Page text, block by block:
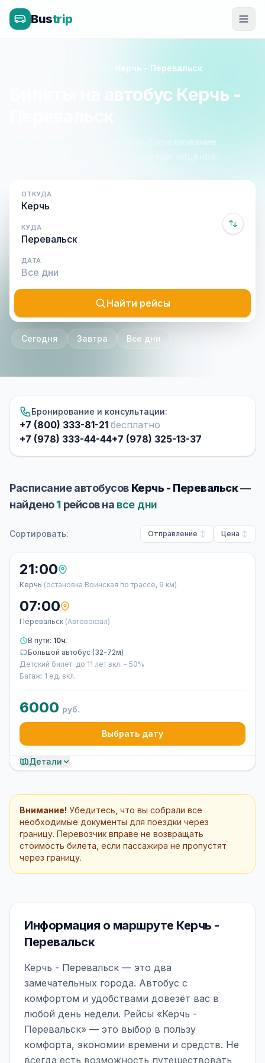
Bustrip
Керчь - Перевальск
Билеты на автобус Керчь -
Расписание, цены и онлайн-бронирование.
Оплата при посадке, без скрытых наценок.
ОТКУДА
КУДА
ДАТА
Найти рейсы
Сегодня Завтра Все дни
Бронирование и консультации:
+7 (800) 333-81-21 бесплатно
+7 (978) 333-44-44+7 (978) 325-13-37
Расписание автобусов Керчь - Перевальск—
найдено1рейсов на все дни
Сортировать: Отправление Цена
21:00
Керчь (остановка Воинская по трассе, 9 км)
07:00
Перевальск (Автовокзал)
В пути: 10ч.
Большой автобус (32-72м)
Детский билет: до 11 лет вкл. - 50%
Багаж: 1 ед. вкл.
6000 руб.
Выбрать дату
Детали
Внимание! Убедитесь, что вы собрали все
необходимые документы для поездки через
границу. Перевозчик вправе не возвращать
стоимость билета, если пассажира не пропустят
через границу.
Информация о маршруте Керчь -
Перевальск
Керчь - Перевальск — это два
замечательных города. Автобус с
комфортом и удобствами довезёт вас в
любой день недели. Рейсы «Керчь -
Перевальск» — это выбор в пользу
комфорта, экономии времени и средств. Не
всегда есть возможность путешествовать